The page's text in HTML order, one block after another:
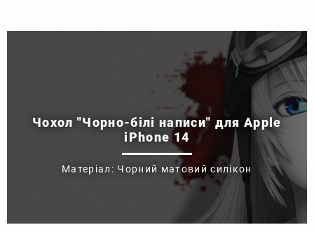
Чохол "Чорно-білі написи" для Apple
iPhone 14
Матеріал: Чорний матовий силікон